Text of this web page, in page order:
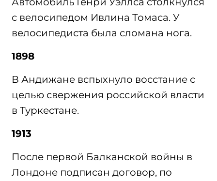
с велосипедом Ивлина Томаса. У
велосипедиста была сломана нога.
1898
В Андижане вспыхнуло восстание с
целью свержения российской власти
в Туркестане.
1913
После первой Балканской войны в
Лондоне подписан договор, по